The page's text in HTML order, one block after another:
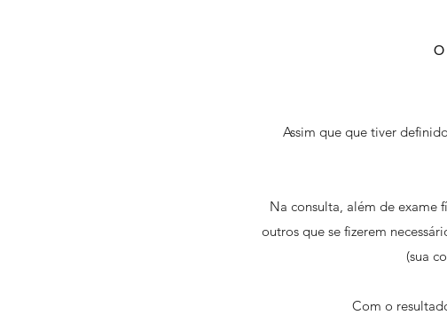
Assim que que tiver
Na consulta, além de exame
outros que se fizerem
(sua
Com o